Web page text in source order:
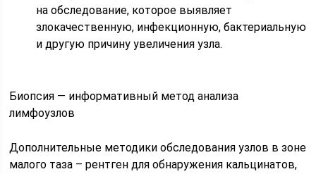
на обследование, которое выявляет
злокачественную, инфекционную, бактериальную
и другую причину увеличения узла.
Биопсия — информативный метод анализа
лимфоузлов
Дополнительные методики обследования узлов в зоне
малого таза – рентген для обнаружения кальцинатов,